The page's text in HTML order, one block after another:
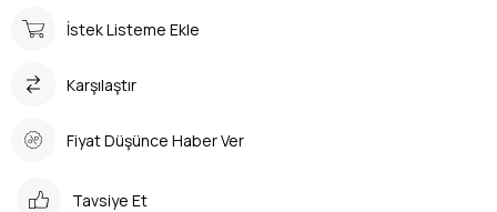
İstek Listeme Ekle
Karşılaştır
Fiyat Düşünce Haber Ver
Tavsiye Et